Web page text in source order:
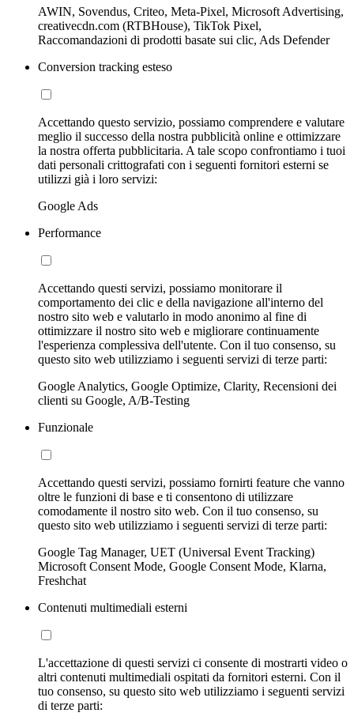
AWIN, Sovendus, Criteo, Meta-Pixel, Microsoft Advertising,
creativecdn.com (RTBHouse), TikTok Pixel,
Raccomandazioni di prodotti basate sui clic, Ads Defender
Conversion tracking esteso
Accettando questo servizio, possiamo comprendere e valutare
meglio il successo della nostra pubblicità online e ottimizzare
la nostra offerta pubblicitaria. A tale scopo confrontiamo i tuoi
dati personali crittografati con i seguenti fornitori esterni se
utilizzi già i loro servizi:
Google Ads
Performance
Accettando questi servizi, possiamo monitorare il
comportamento dei clic e della navigazione all'interno del
nostro sito web e valutarlo in modo anonimo al fine di
ottimizzare il nostro sito web e migliorare continuamente
l'esperienza complessiva dell'utente. Con il tuo consenso, su
questo sito web utilizziamo i seguenti servizi di terze parti:
Google Analytics, Google Optimize, Clarity, Recensioni dei
clienti su Google, A/B-Testing
Funzionale
Accettando questi servizi, possiamo fornirti feature che vanno
oltre le funzioni di base e ti consentono di utilizzare
comodamente il nostro sito web. Con il tuo consenso, su
questo sito web utilizziamo i seguenti servizi di terze parti:
Google Tag Manager, UET (Universal Event Tracking)
Microsoft Consent Mode, Google Consent Mode, Klarna,
Freshchat
Contenuti multimediali esterni
L'accettazione di questi servizi ci consente di mostrarti video o
altri contenuti multimediali ospitati da fornitori esterni. Con il
tuo consenso, su questo sito web utilizziamo i seguenti servizi
di terze parti: